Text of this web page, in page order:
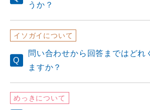
うか？
問い合わせから回答まではどれ
ますか？
イソガイについて
めっきについて